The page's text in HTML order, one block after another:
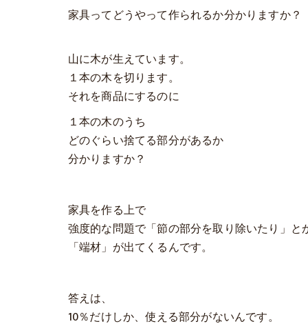
家具ってどうやって作られるか分かりますか？
山に木が生えています。
１本の木を切ります。
それを商品にするのに
１本の木のうち
どのぐらい捨てる部分があるか
分かりますか？
家具を作る上で
強度的な問題で「節の部分を取り除いたり」と
「端材」が出てくるんです。
答えは、
10％だけしか、使える部分がないんです。